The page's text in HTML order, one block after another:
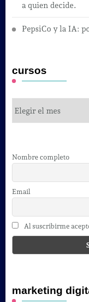
a quien decide.
PepsiCo y la IA:
cursos
Nombre completo
Email
Al suscribirme
marketing